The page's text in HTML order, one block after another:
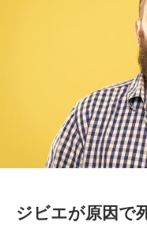
ジビエが原因で